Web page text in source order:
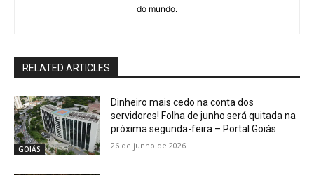
do mundo.
RELATED ARTICLES
GOIÁS
Dinheiro mais cedo na conta dos
servidores! Folha de junho será quitada na
próxima segunda-feira – Portal Goiás
26 de junho de 2026